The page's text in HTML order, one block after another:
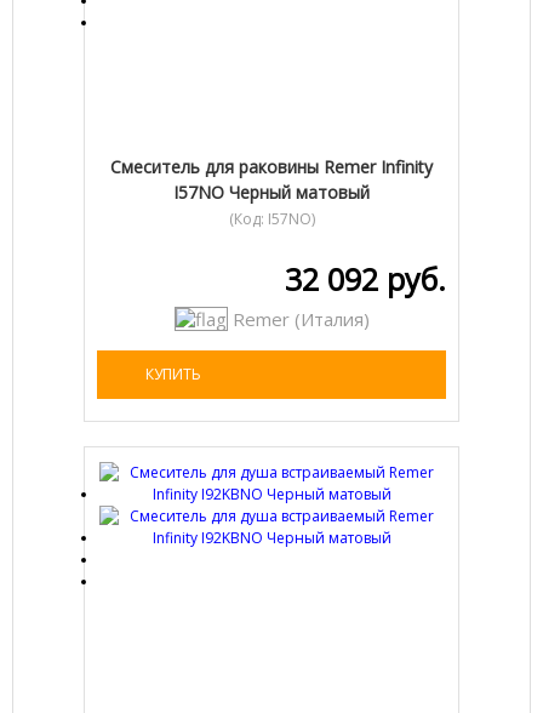
Cмеситель для раковины Remer Infinity
I57NO Черный матовый
(Код: I57NO)
32 092 руб.
Remer (Италия)
КУПИТЬ